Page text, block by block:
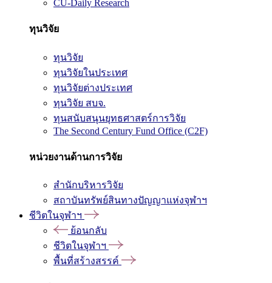
CU-Daily Research
ทุนวิจัย
ทุนวิจัย
ทุนวิจัยในประเทศ
ทุนวิจัยต่างประเทศ
ทุนวิจัย สบจ.
ทุนสนับสนุนยุทธศาสตร์การวิจัย
The Second Century Fund Office (C2F)
หน่วยงานด้านการวิจัย
สำนักบริหารวิจัย
สถาบันทรัพย์สินทางปัญญาแห่งจุฬาฯ
ชีวิตในจุฬาฯ
ย้อนกลับ
ชีวิตในจุฬาฯ
พื้นที่สร้างสรรค์